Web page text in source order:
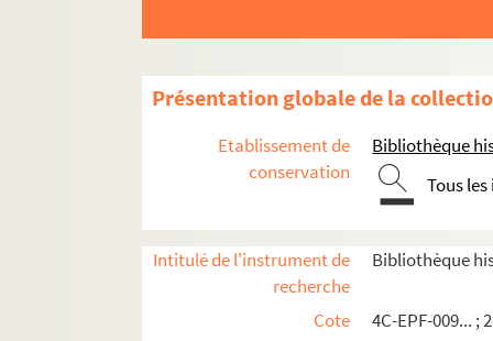
Présentation globale de la
Etablissement de
conservation
Bibliothèque
Tous
Intitulé de l'instrument de
recherche
Bibliothèque
Cote
4C-EPF-009... ;
Archives photographiques de Naoum Aronson